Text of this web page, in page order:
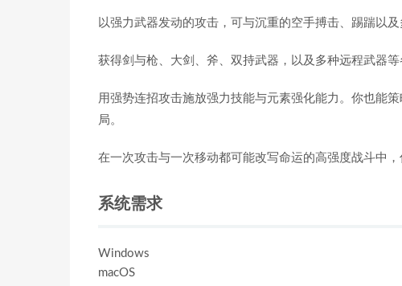
以强力武器发动的攻击，可与沉重的空手搏击、踢踹以
获得剑与枪、大剑、斧、双持武器，以及多种远程武器等
用强势连招攻击施放强力技能与元素强化能力。你也能
局。
在一次攻击与一次移动都可能改写命运的高强度战斗中，
系统需求
Windows
macOS